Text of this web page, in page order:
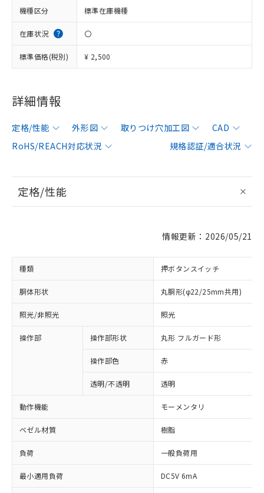
機種区分 標準在庫機種
在庫状況 〇
標準価格(税別) ¥ 2,500
詳細情報
定格/性能 外形図 取りつけ穴加工図
CAD
RoHS/REACH対応状況
規格認証/適合状況
定格/性能
情報更新：2026/05/21
種類 押ボタンスイッチ
胴体形状 丸胴形(φ22/25mm共用)
照光/非照光 照光
操作部 操作部形状 丸形 フルガード形
操作部色 赤
透明/不透明 透明
動作機能 モーメンタリ
ベゼル材質 樹脂
負荷 一般負荷用
最小適用負荷 DC5V 6mA